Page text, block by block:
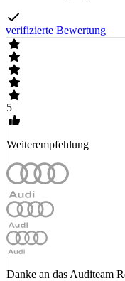
verifizierte Bewertung
5
Weiterempfehlung
Danke an das Auditeam